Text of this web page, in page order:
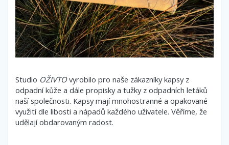
Studio OŽIVTOvyrobilo pro naše zákazníky kapsy z
odpadní kůže a dále propisky a tužky z odpadních letáků
naší společnosti. Kapsy mají mnohostranné a opakované
využití dle libosti a nápadů každého uživatele. Věříme, že
udělají obdarovaným radost.